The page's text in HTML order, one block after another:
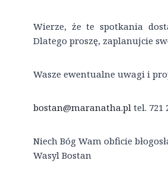
Wierze, że te spotkania
Dlatego proszę, zaplanujcie
Wasze ewentualne uwagi i
bostan@maranatha.pl tel. 721
Niech Bóg Wam obficie
Wasyl Bostan